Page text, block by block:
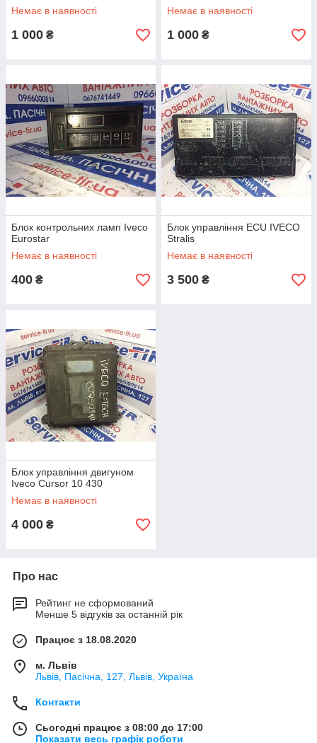
Немає в наявності
1 000 ₴
Немає в наявності
1 000 ₴
Блок контрольних ламп Iveco
Eurostar
Немає в наявності
400 ₴
Блок управління ECU IVECO
Stralis
Немає в наявності
3 500 ₴
Блок управління двигуном
Iveco Cursor 10 430
Немає в наявності
4 000 ₴
Про нас
Рейтинг не сформований
Менше 5 відгуків за останній рік
Працює з 18.08.2020
м. Львів
Львів, Пасічна, 127, Львів, Україна
Контакти
Сьогодні працює з 08:00 до 17:00
Показати весь графік роботи